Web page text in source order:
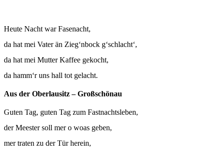
Heute Nacht war Fasenacht,
da hat mei Vater än Zieg‘nbock g‘schlacht‘,
da hat mei Mutter Kaffee gekocht,
da hamm‘r uns hall tot gelacht.
Aus der Oberlausitz – Großschönau
Guten Tag, guten Tag zum Fastnachtsleben,
der Meester soll mer o woas geben,
mer traten zu der Tür herein,